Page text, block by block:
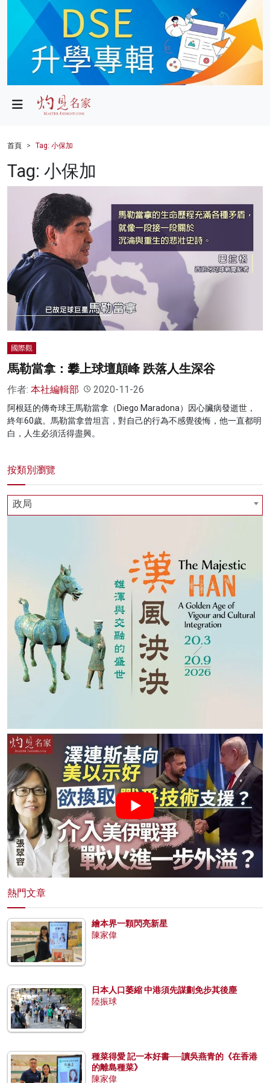
政局
財經
健康
商業
科技
影片
名家榜
灼見活動
首頁 Tag: 小保加
Tag: 小保加
國際觀
馬勒當拿：攀上球壇顛峰 跌落人生深谷
作者: 本社編輯部 2020-11-26
阿根廷的傳奇球王馬勒當拿（Diego Maradona）因心臟病發逝世，
終年60歲。馬勒當拿曾坦言，對自己的行為不感覺後悔，他一直都明
白，人生必須活得盡興。
按類別瀏覽
政局
熱門文章
繪本界一顆閃亮新星
陳家偉
日本人口萎縮 中港須先謀劃免步其後塵
陸振球
種菜得愛 記一本好書──讀吳燕青的《在香港
的離島種菜》
陳家偉